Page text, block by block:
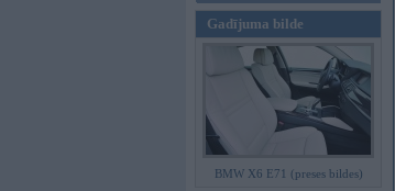
Gadījuma bilde
BMW X6 E71 (preses bildes)